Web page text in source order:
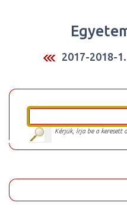
2017-2018-
Kérjük, írja be a keresett